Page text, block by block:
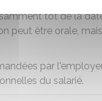
tôt de la
peut être orale,
par
du salarié.